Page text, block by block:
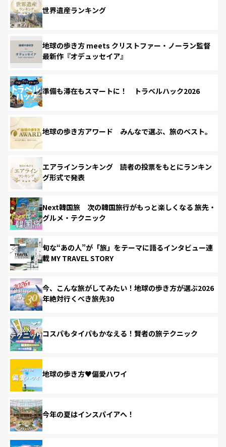
世界遺産ランキング
地球の歩き方 meets クリストファー・ノーラン監督
最新作『オデュッセイア』
準備も滞在もスマートに！ トラベルハック2026
地球の歩き方アワード みんなで選ぶ、旅のベスト。
エアラインランキング 読者の投票をもとにランキン
グ形式で発表
Next韓国旅 次の韓国旅行がもっと楽しくなる 旅先・
グルメ・テクニック
旬な“あの人”が「旅」をテーマに語るインタビュー連
載 MY TRAVEL STORY
今、こんな旅がしてみたい！地球の歩き方が選ぶ2026
年絶対行くべき旅先30
コスパもタイパもかなえる！賢者の旅テクニック
地球の歩き方♥偏愛ハワイ
今年の夏はインスパイアへ！